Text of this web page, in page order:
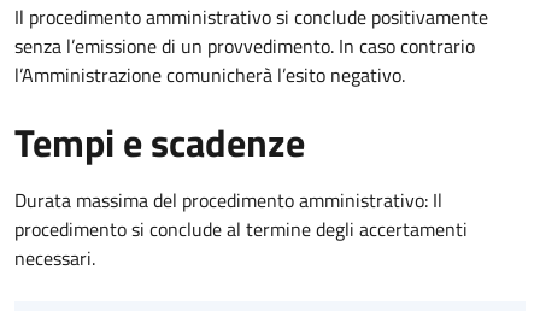
Il procedimento amministrativo si conclude positivamente
senza l’emissione di un provvedimento. In caso contrario
l’Amministrazione comunicherà l’esito negativo.
Tempi e scadenze
Durata massima del procedimento amministrativo: Il
procedimento si conclude al termine degli accertamenti
necessari.